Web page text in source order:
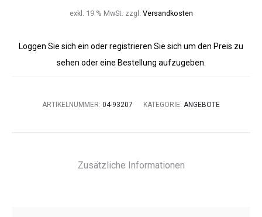
exkl. 19 % MwSt. zzgl. Versandkosten
Loggen Sie sich ein oder registrieren Sie sich um den Preis zu
sehen oder eine Bestellung aufzugeben.
ARTIKELNUMMER: 04-93207 KATEGORIE: ANGEBOTE
Zusätzliche Informationen